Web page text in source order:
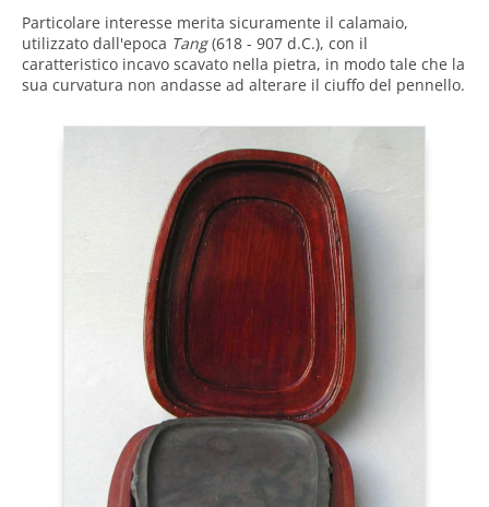
Particolare interesse merita sicuramente il calamaio,
utilizzato dall'epoca Tang(618 - 907 d.C.), con il
caratteristico incavo scavato nella pietra, in modo tale che la
sua curvatura non andasse ad alterare il ciuffo del pennello.